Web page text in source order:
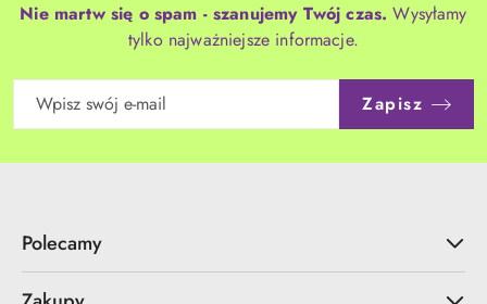
Nie martw się o spam - szanujemy Twój czas. Wysyłamy
tylko najważniejsze informacje.
Zapisz
Polecamy